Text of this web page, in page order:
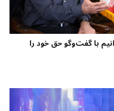
با گفت‌وگو حق خود را